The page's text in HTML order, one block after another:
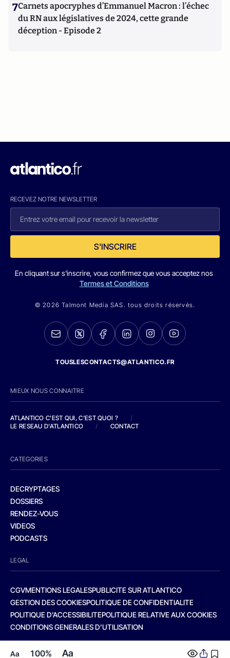
Aa 100% Aa
7Carnets apocryphes d’Emmanuel Macron : l’échec
du RN aux législatives de 2024, cette grande
déception - Episode 2
RECEVEZ NOTRE NEWSLETTER
S'INSCRIRE
En cliquant sur s'inscrire, vous confirmez que vous acceptez nos
Termes et Conditions
© 2026 Talmont Media SAS. tous droits réservés.
TOUSLESCONTACTS@ATLANTICO.FR
MIEUX NOUS CONNAITRE
ATLANTICO C'EST QUI, C'EST QUOI ?
/
LE RESEAU D'ATLANTICO
/ CONTACT
CATEGORIES
DECRYPTAGES
DOSSIERS
RENDEZ-VOUS
VIDEOS
PODCASTS
LEGAL
CGVMENTIONS LEGALESPUBLICITE SUR ATLANTICO
GESTION DES COOKIESPOLITIQUE DE CONFIDENTIALITE
POLITIQUE D’ACCESSIBILITEPOLITIQUE RELATIVE AUX COOKIES
CONDITIONS GENERALES D’UTILISATION